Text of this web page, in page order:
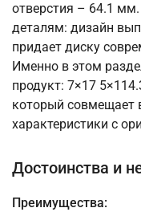
отверстия – 64.1
деталям: дизайн
придает диску
Именно в этом
продукт: 7×17
который совмещает
характеристики с
Достоинства и
Преимущества: